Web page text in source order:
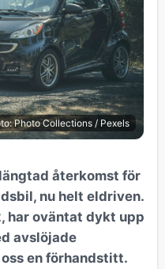
Photo Collections / Pexels
återkomst för
nu helt eldriven.
har oväntat dykt upp
avslöjade
en förhandstitt.